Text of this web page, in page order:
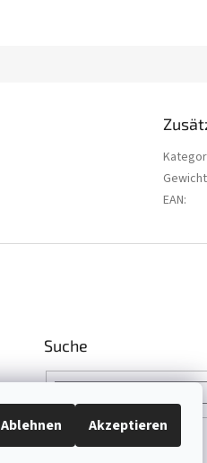
Ablehnen Akzeptieren
Gewicht
EAN:
Suche